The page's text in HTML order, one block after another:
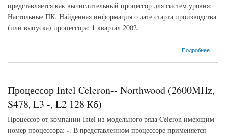
представляется как вычислительный процессор для систем уровня:
Настольные ПК. Найденная информация о дате старта производства
(или выпуска) процессора: 1 квартал 2002.
Подробнее
о Процессор Intel Celeron-- Northwood (2500MHz, S478, L3 -, L2 128 Кб)
Процессор Intel Celeron-- Northwood (2600MHz,
S478, L3 -, L2 128 Кб)
Процессор от компании Intel из модельного ряда Celeron имеющим
номер процессора: -. В представленном процессоре применяется